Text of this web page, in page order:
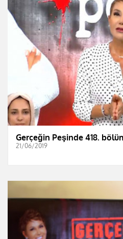
Gerçeğin Peşinde 418.
21/06/2019